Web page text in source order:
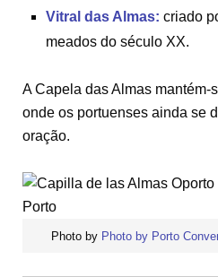
Vitral das Almas: criado
meados do século XX.
A Capela das Almas mantém-
onde os portuenses ainda se
oração.
Photo by Photo by Porto